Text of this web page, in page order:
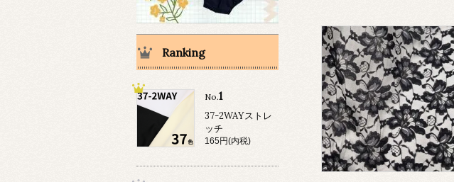
Ranking
No.1
37-2WAYストレ
ッチ
165円(内税)